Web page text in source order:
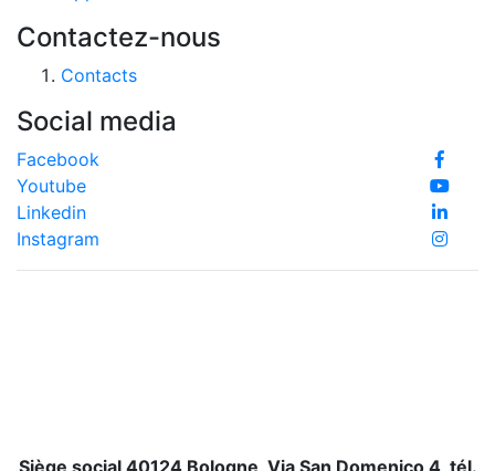
Contactez-nous
Contacts
Social media
Facebook
Youtube
Linkedin
Instagram
Siège social 40124 Bologne, Via San Domenico 4, tél.